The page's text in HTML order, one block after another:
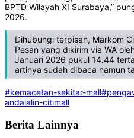
BPTD Wilayah XI Surabaya,”
2026.
Dihubungi terpisah, Markom
Pesan yang dikirim via WA
Januari 2026 pukul 14.44
artinya sudah dibaca namun
#kemacetan-sekitar-mall
andalalin-citimall
Berita Lainnya